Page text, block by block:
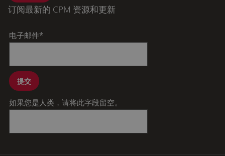
订阅最新的 CPM 资源和更新
电子邮件*
提交
如果您是人类，请将此字段留空。